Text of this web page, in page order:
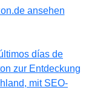
ansehen